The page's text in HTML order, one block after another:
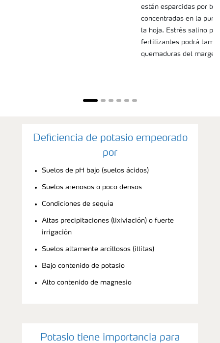
están esparcidas por
concentradas en la
la hoja. Estrés salino
fertilizantes podrá
quemaduras del
Deficiencia de potasio empeorado
por
Suelos de pH bajo (suelos ácidos)
Suelos arenosos o poco densos
Condiciones de sequía
Altas precipitaciones (lixiviación) o fuerte
irrigación
Suelos altamente arcillosos (illitas)
Bajo contenido de potasio
Alto contenido de magnesio
Potasio tiene importancia para